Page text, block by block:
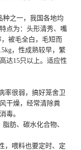
种之一，我国各地均
点为：头形清秀、嘴
被毛全白，毛短而
，性成熟较早，繁
达15只以上。适应性
率很弱，搞好笼舍卫
干燥，经常清除粪
毒。
肪、碳水化合物、
，喂料也要定时、定